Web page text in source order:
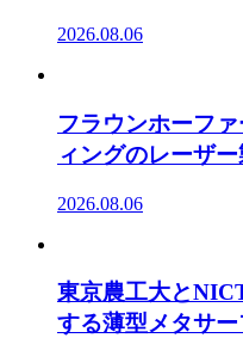
2026.08.06
フラウンホーフ
ィングのレーザ
2026.08.06
東京農工大と
する薄型メタサ